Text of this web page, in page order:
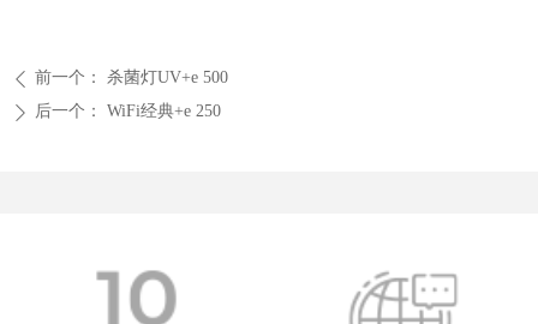
ꄴ 前一个： 杀菌灯UV+e 500
ꄲ 后一个： WiFi经典+e 250